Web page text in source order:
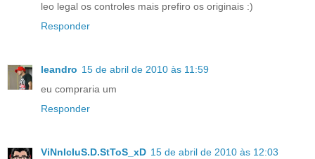
leo legal os controles mais prefiro os originais :)
Responder
leandro 15 de abril de 2010 às 11:59
eu compraria um
Responder
ViNnIcIuS.D.StToS_xD 15 de abril de 2010 às 12:03